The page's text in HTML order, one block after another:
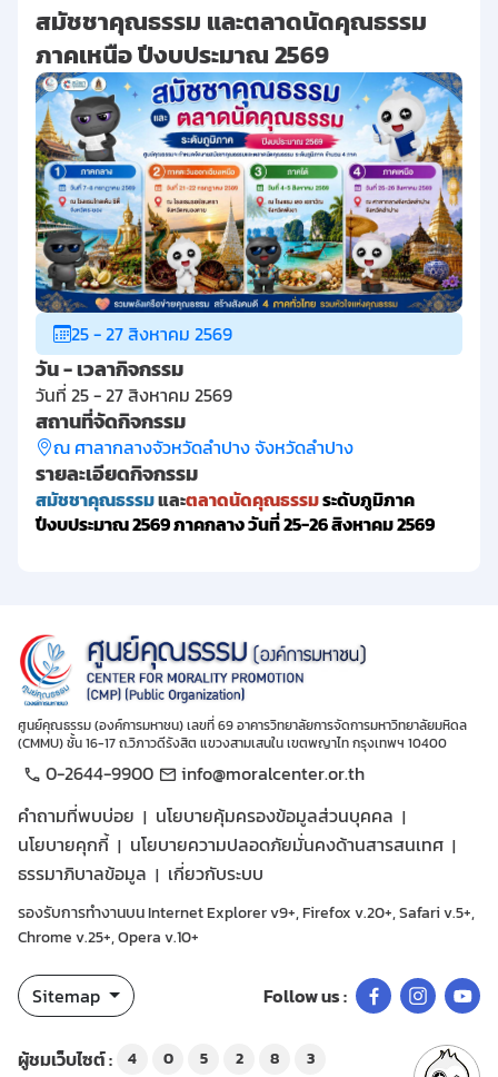
สมัชชาคุณธรรม และตลาดนัดคุณธรรม
ภาคเหนือ ปีงบประมาณ 2569
25 - 27 สิงหาคม 2569
วัน - เวลากิจกรรม
วันที่ 25 - 27 สิงหาคม 2569
สถานที่จัดกิจกรรม
ณ ศาลากลางจัวหวัดลำปาง จังหวัดลำปาง
รายละเอียดกิจกรรม
สมัชชาคุณธรรมและตลาดนัดคุณธรรมระดับภูมิภาค
ปีงบประมาณ 2569 ภาคกลางวันที่ 25-26 สิงหาคม 2569
ศูนย์คุณธรรม (องค์การมหาชน) เลขที่ 69 อาคารวิทยาลัยการจัดการมหาวิทยาลัยมหิดล
(CMMU) ชั้น 16-17 ถ.วิภาวดีรังสิต แขวงสามเสนใน เขตพญาไท กรุงเทพฯ 10400
0-2644-9900
info@moralcenter.or.th
คำถามที่พบบ่อย
นโยบายคุ้มครองข้อมูลส่วนบุคคล
นโยบายคุกกี้
นโยบายความปลอดภัยมั่นคงด้านสารสนเทศ
ธรรมาภิบาลข้อมูล
เกี่ยวกับระบบ
รองรับการทำงานบน Internet Explorer v9+, Firefox v.20+, Safari v.5+,
Chrome v.25+, Opera v.10+
Sitemap Follow us :
ผู้ชมเว็บไซต์ : 4 0 5 2 8 3